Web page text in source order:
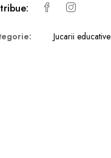
Jucarii educative